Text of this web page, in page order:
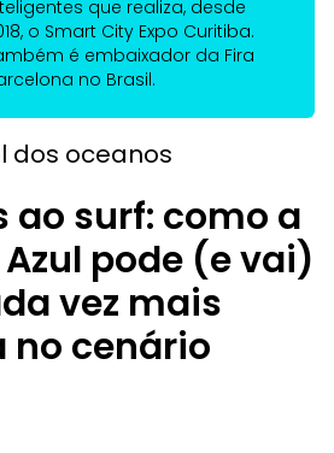
que realiza, desde
o Smart City Expo Curitiba.
é embaixador da Fira
no Brasil.
dos oceanos
ao surf: como a
pode (e vai)
vez mais
no cenário